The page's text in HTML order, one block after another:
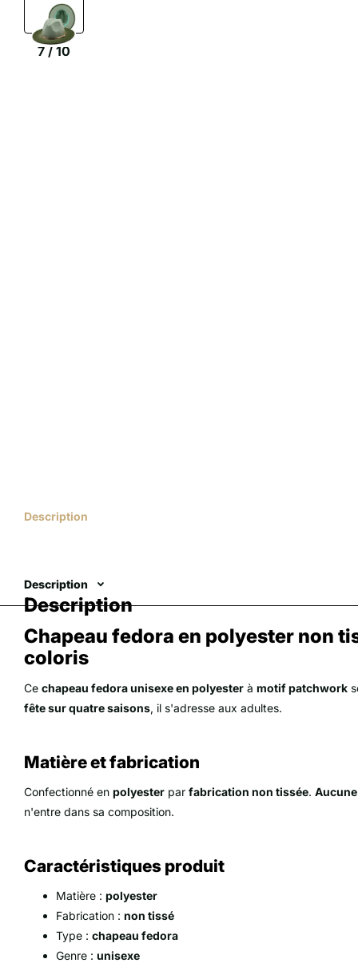
7 / 10
Description
Description
Description
Chapeau fedora en polyester non
coloris
Ce chapeau fedora unisexe en polyester à motif patchwork
fête sur quatre saisons, il s'adresse aux adultes.
Matière et fabrication
Confectionné en polyester par fabrication non tissée.
n'entre dans sa composition.
Caractéristiques produit
Matière : polyester
Fabrication : non tissé
Type : chapeau fedora
Genre : unisexe